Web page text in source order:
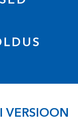
VERSIOON